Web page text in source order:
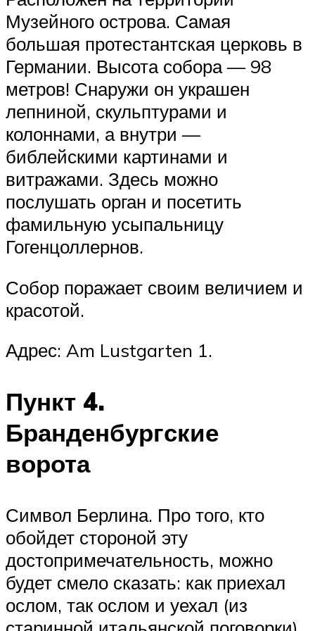
Музейного острова. Самая
большая протестантская церковь в
Германии. Высота собора — 98
метров! Снаружи он украшен
лепниной, скульптурами и
колоннами, а внутри —
библейскими картинами и
витражами. Здесь можно
послушать орган и посетить
фамильную усыпальницу
Гогенцоллернов.
Собор поражает своим величием и
красотой.
Адрес: Am Lustgarten 1.
Пункт 4.
Бранденбургские
ворота
Символ Берлина. Про того, кто
обойдет стороной эту
достопримечательность, можно
будет смело сказать: как приехал
ослом, так ослом и уехал (из